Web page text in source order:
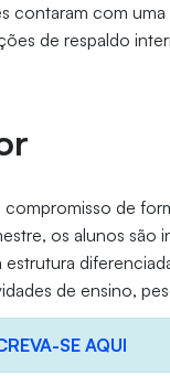
contaram com
de respaldo
de
os alunos são
de ensino,
SE AQUI